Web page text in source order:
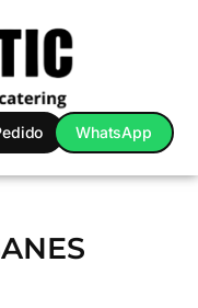
WhatsApp